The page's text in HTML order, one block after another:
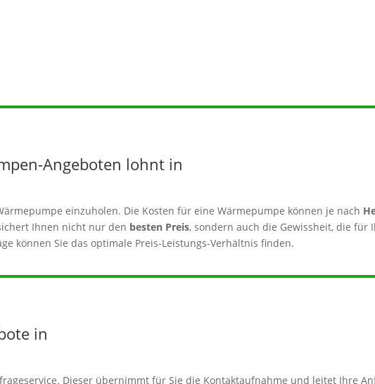
Angeboten lohnt in
einzuholen. Die Kosten für eine Wärmepumpe können je nach
Ihnen nicht nur den besten Preis, sondern auch die Gewissheit, die für
können Sie das optimale Preis-Leistungs-Verhältnis finden.
in
Dieser übernimmt für Sie die Kontaktaufnahme und leitet Ihre